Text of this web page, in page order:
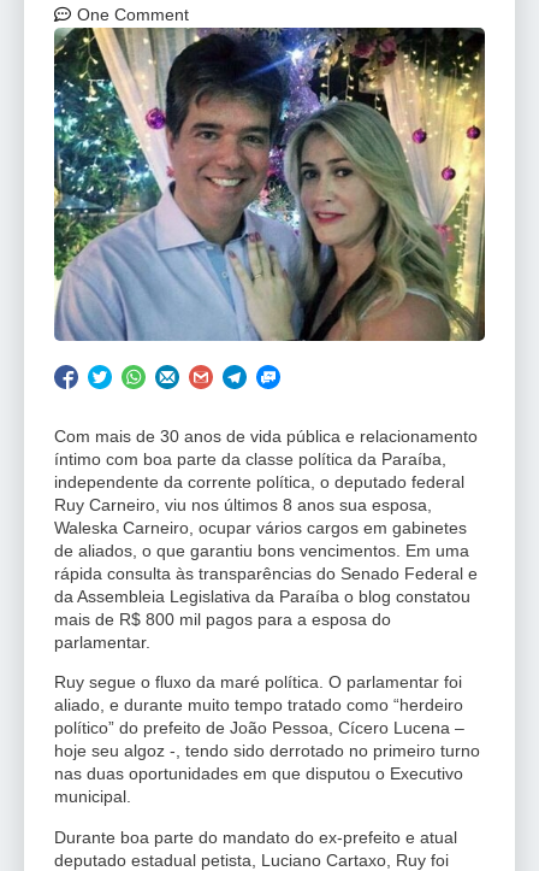
One Comment
Com mais de 30 anos de vida pública e relacionamento
íntimo com boa parte da classe política da Paraíba,
independente da corrente política, o deputado federal
Ruy Carneiro, viu nos últimos 8 anos sua esposa,
Waleska Carneiro, ocupar vários cargos em gabinetes
de aliados, o que garantiu bons vencimentos. Em uma
rápida consulta às transparências do Senado Federal e
da Assembleia Legislativa da Paraíba o blog constatou
mais de R$ 800 mil pagos para a esposa do
parlamentar.
Ruy segue o fluxo da maré política. O parlamentar foi
aliado, e durante muito tempo tratado como “herdeiro
político” do prefeito de João Pessoa, Cícero Lucena –
hoje seu algoz -, tendo sido derrotado no primeiro turno
nas duas oportunidades em que disputou o Executivo
municipal.
Durante boa parte do mandato do ex-prefeito e atual
deputado estadual petista, Luciano Cartaxo, Ruy foi